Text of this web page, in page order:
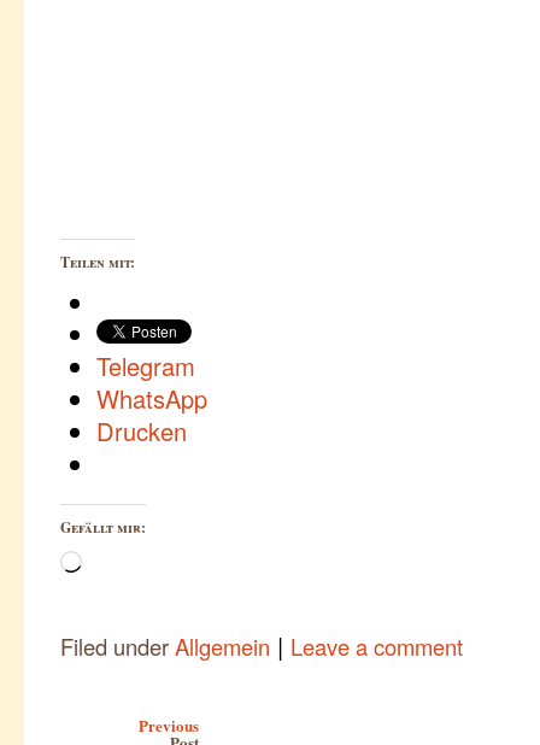
Teilen mit:
Telegram
WhatsApp
Drucken
Gefällt mir:
Wird
Filed underAllgemein | Leave a comment
Previous